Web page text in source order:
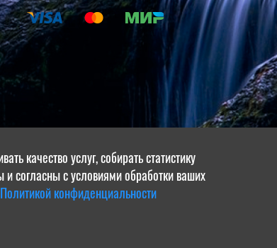
качество услуг, собирать статистику
согласны с условиями обработки ваших
Политикой конфиденциальности